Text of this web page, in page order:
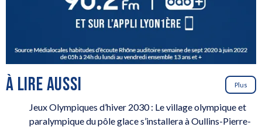
À LIRE AUSSI Plus
Jeux Olympiques d’hiver 2030 : Le village olympique et
paralympique du pôle glace s’installera à Oullins-Pierre-